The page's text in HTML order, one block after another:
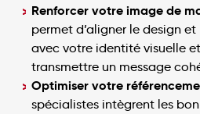
Renforcer votre image de
permet d’aligner le design
avec votre identité visuelle
transmettre un message
Optimiser votre
spécialistes intègrent les